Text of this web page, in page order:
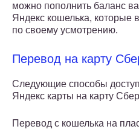
можно пополнить баланс
Яндекс кошелька, которые
по своему усмотрению.
Перевод на карту
Следующие способы
Яндекс карты на карту
Перевод с кошелька на